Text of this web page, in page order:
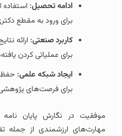
ادامه تحصیل:استفاده از
برای ورود به مقطع دکتری.
کاربرد صنعتی:ارائه نتایج
برای عملیاتی کردن یافته‌ها.
ایجاد شبکه علمی:حفظ
برای فرصت‌های پژوهشی
موفقیت در نگارش پایان نامه
مهارت‌های ارزشمندی از جمله